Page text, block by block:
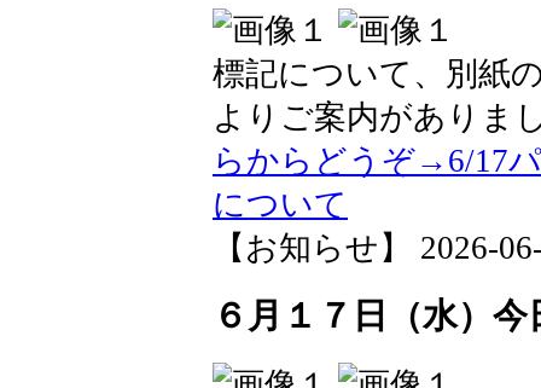
標記について、別紙
よりご案内がありま
らからどうぞ→6/17
について
【お知らせ】 2026-
６月１７日（水）